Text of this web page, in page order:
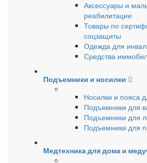
Аксессуары и
реабилитации
Товары по
соцзащиты
Одежда для
Средства
Подъемники и носилки
Носилки и пояса
Подъемники для
Подъемники для
Подъемники для
Медтехника для дома и